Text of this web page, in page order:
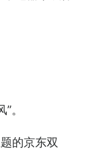
。
的京东双